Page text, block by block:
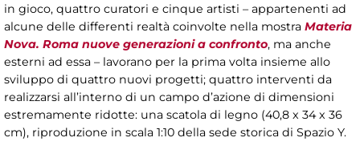
in gioco, quattro curatori e cinque artisti – appartenenti ad
alcune delle differenti realtà coinvolte nella mostra Materia
Nova. Roma nuove generazioni a confronto, ma anche
esterni ad essa – lavorano per la prima volta insieme allo
sviluppo di quattro nuovi progetti; quattro interventi da
realizzarsi all’interno di un campo d’azione di dimensioni
estremamente ridotte: una scatola di legno (40,8 x 34 x 36
cm), riproduzione in scala 1:10 della sede storica di Spazio Y.